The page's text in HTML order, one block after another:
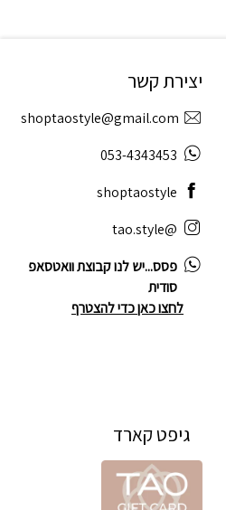
יצירת קשר
shoptaostyle@gmail.com
053-4343453
shoptaostyle
@tao.style
פסס...יש לנו קבוצת וואטסאפ
סודית
לחצו כאן כדי להצטרף
גיפט קארד